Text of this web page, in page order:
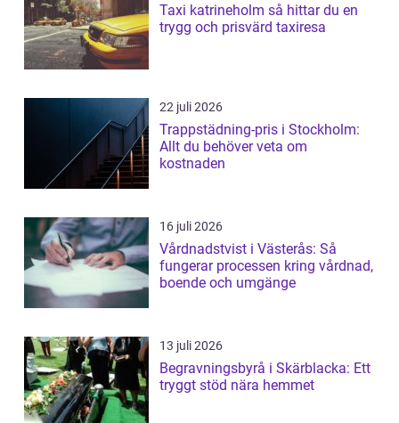
Taxi katrineholm så hittar du en
trygg och prisvärd taxiresa
22 juli 2026
Trappstädning-pris i Stockholm:
Allt du behöver veta om
kostnaden
16 juli 2026
Vårdnadstvist i Västerås: Så
fungerar processen kring vårdnad,
boende och umgänge
13 juli 2026
Begravningsbyrå i Skärblacka: Ett
tryggt stöd nära hemmet